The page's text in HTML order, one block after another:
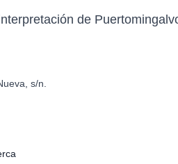
de
s/n.